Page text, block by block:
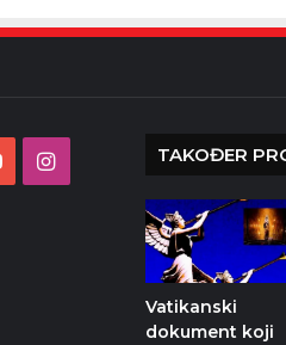
YouTubeInstagram TAKOĐER
Vatikanski
dokument koji